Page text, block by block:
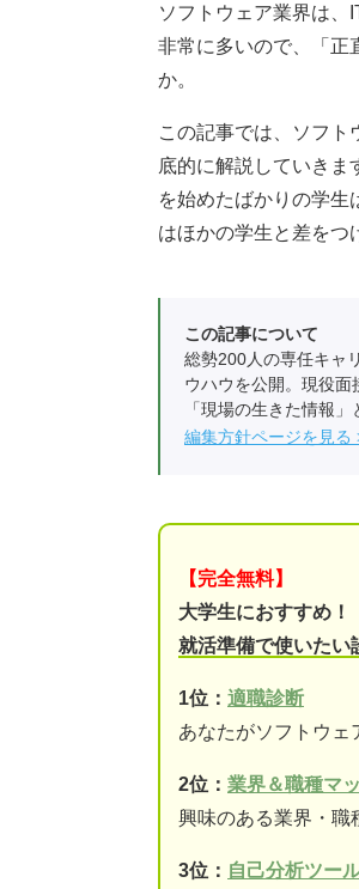
ソフトウェア業界は、
非常に多いので、「正
か。
この記事では、ソフト
底的に解説していきま
を始めたばかりの学生
はほかの学生と差をつ
この記事について
総勢200人の専任キャ
ウハウを公開。現役面
「現場の生きた情報
編集方針ページを見る
【完全無料】
大学生におすすめ！
就活準備で使いたい
1位： 適職診断
あなたがソフトウェ
2位： 業界＆職種マ
興味のある業界・職
3位： 自己分析ツー